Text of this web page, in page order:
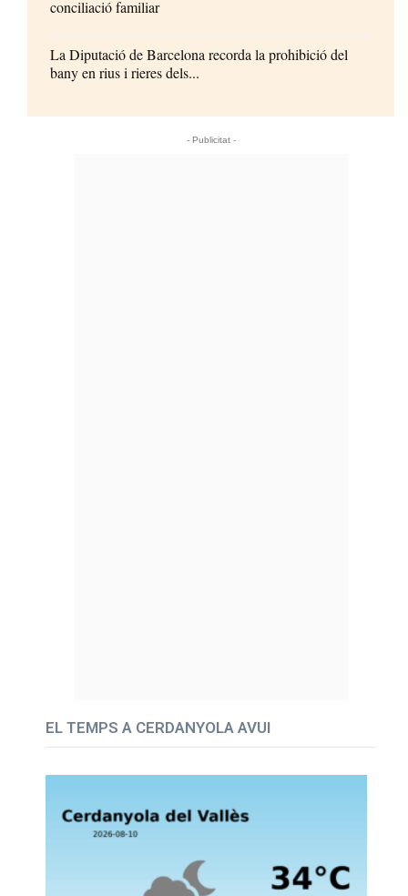
conciliació familiar
La Diputació de Barcelona recorda la prohibició del
bany en rius i rieres dels...
- Publicitat -
EL TEMPS A CERDANYOLA AVUI